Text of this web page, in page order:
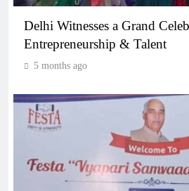
Delhi Witnesses a Grand
Entrepreneurship & Talent
5 months ago